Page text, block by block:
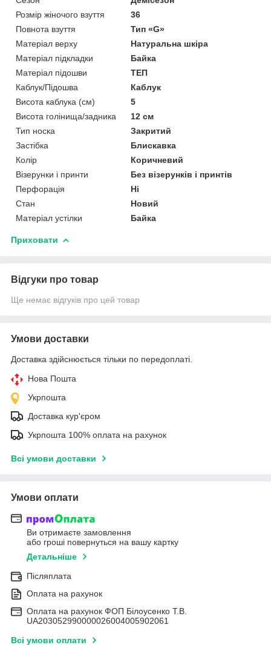
Розмір жіночого взуття
36
Повнота взуття
Тип «G»
Матеріал верху
Натуральна шкіра
Матеріал підкладки
Байка
Матеріал підошви
ТЕП
Каблук/Підошва
Каблук
Висота каблука (см)
5
Висота голінища/задника
12 см
Тип носка
Закритий
Застібка
Блискавка
Колір
Коричневий
Візерунки і принти
Без візерунків і принтів
Перфорація
Ні
Стан
Новий
Матеріал устілки
Байка
Приховати
Відгуки про товар
Ще немає відгуків про цей товар
Умови доставки
Доставка здійснюється тільки по передоплаті.
Нова Пошта
Укрпошта
Доставка кур'єром
Укрпошта 100% оплата на рахунок
Всі умови доставки
Умови оплати
Ви отримаєте замовлення
або гроші повернуться на вашу картку
Детальніше
Післяплата
Оплата на рахунок
Оплата на рахунок ФОП Білоусенко Т.В.
UA203052990000026004005902061
Всі умови оплати